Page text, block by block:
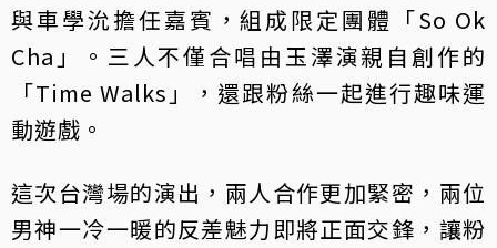
與車學沇擔任嘉賓，組成限定團體「So Ok
Cha」。三人不僅合唱由玉澤演親自創作的
「Time Walks」，還跟粉絲一起進行趣味運
動遊戲。
這次台灣場的演出，兩人合作更加緊密，兩位
男神一冷一暖的反差魅力即將正面交鋒，讓粉